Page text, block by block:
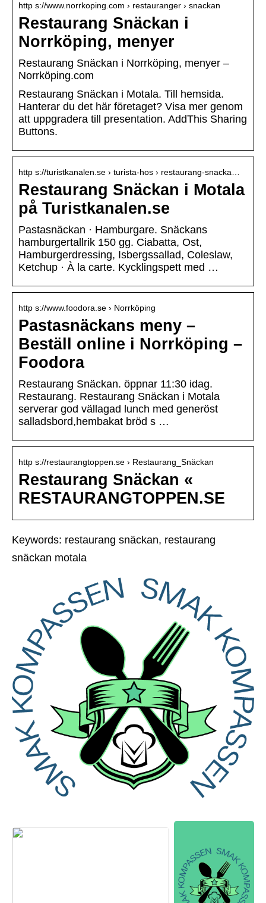
http s://www.norrkoping.com › restauranger › snackan
Restaurang Snäckan i
Norrköping, menyer
Restaurang Snäckan i Norrköping, menyer –
Norrköping.com
Restaurang Snäckan i Motala. Till hemsida.
Hanterar du det här företaget? Visa mer genom
att uppgradera till presentation. AddThis Sharing
Buttons.
http s://turistkanalen.se › turista-hos › restaurang-snacka…
Restaurang Snäckan i Motala
på Turistkanalen.se
Pastasnäckan · Hamburgare. Snäckans
hamburgertallrik 150 gg. Ciabatta, Ost,
Hamburgerdressing, Isbergssallad, Coleslaw,
Ketchup · À la carte. Kycklingspett med …
http s://www.foodora.se › Norrköping
Pastasnäckans meny –
Beställ online i Norrköping –
Foodora
Restaurang Snäckan. öppnar 11:30 idag.
Restaurang. Restaurang Snäckan i Motala
serverar god vällagad lunch med generöst
salladsbord,hembakat bröd s …
http s://restaurangtoppen.se › Restaurang_Snäckan
Restaurang Snäckan «
RESTAURANGTOPPEN.SE
Keywords: restaurang snäckan, restaurang
snäckan motala